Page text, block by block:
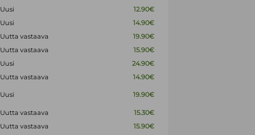
Uusi
12.90€
Uusi
14.90€
Uutta vastaava
19.90€
Uutta vastaava
15.90€
Uusi
24.90€
Uutta vastaava
14.90€
Uusi 19.90€
Uutta vastaava
15.30€
Uutta vastaava
15.90€